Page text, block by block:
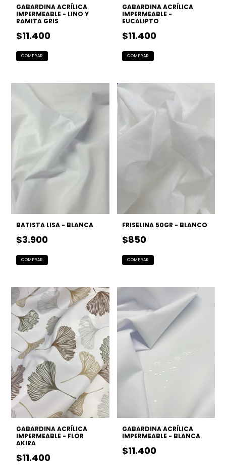
GABARDINA ACRÍLICA
IMPERMEABLE - LINO Y
RAMITA GRIS
$11.400
GABARDINA ACRÍLICA
IMPERMEABLE -
EUCALIPTO
$11.400
BATISTA LISA - BLANCA
$3.900
FRISELINA 50GR - BLANCO
$850
GABARDINA ACRÍLICA
IMPERMEABLE - FLOR
AKIRA
$11.400
GABARDINA ACRÍLICA
IMPERMEABLE - BLANCA
$11.400